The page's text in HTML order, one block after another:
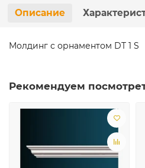
Описание
Молдинг с орнаментом DT 1 S
Рекомендуем